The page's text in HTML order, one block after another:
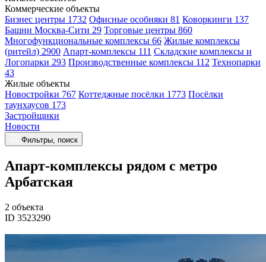
Коммерческие объекты
Бизнес центры 1732 Офисные особняки 81 Коворкинги 137
Башни Москва-Сити 29 Торговые центры 860
Многофункциональные комплексы 66 Жилые комплексы
(ритейл) 2900 Апарт-комплексы 111 Складские комплексы и
Логопарки 293 Производственные комплексы 112 Технопарки
43
Жилые объекты
Новостройки 767 Коттеджные посёлки 1773 Посёлки
таунхаусов 173
Застройщики
Новости
Фильтры, поиск
Апарт-комплексы рядом с метро
Арбатская
2 объекта
ID 3523290